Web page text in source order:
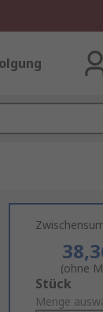
(ohne
Add
to
Stück
Menge